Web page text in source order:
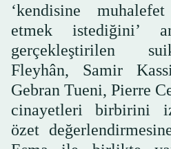
‘kendisine
etmek istediğini’
gerçekleştirilen
Fleyhân, Samir
Gebran Tueni, Pierre
cinayetleri birbirini
özet